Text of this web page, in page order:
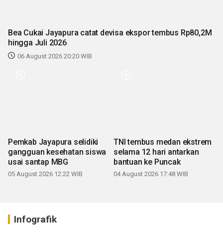
Bea Cukai Jayapura catat devisa ekspor tembus Rp80,2M
hingga Juli 2026
06 August 2026 20:20 WIB
Pemkab Jayapura selidiki
gangguan kesehatan siswa
usai santap MBG
05 August 2026 12:22 WIB
TNI tembus medan ekstrem
selama 12 hari antarkan
bantuan ke Puncak
04 August 2026 17:48 WIB
Infografik